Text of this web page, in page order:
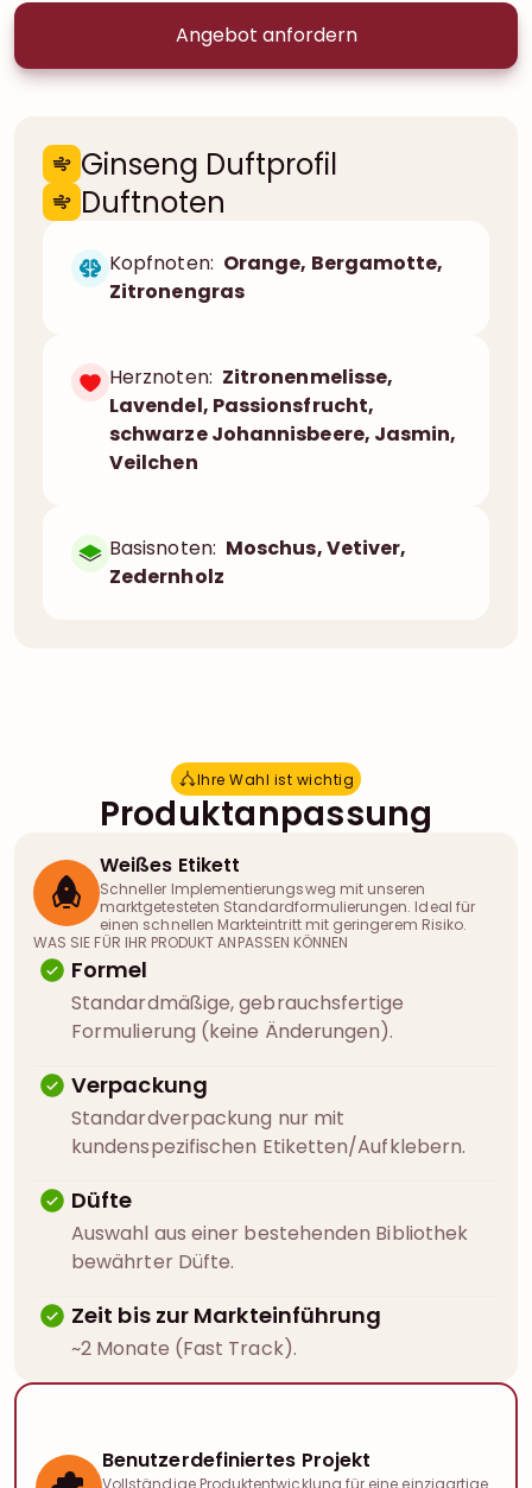
Angebot anfordern
Ginseng Duftprofil
Duftnoten
Kopfnoten: Orange, Bergamotte,
Zitronengras
Herznoten: Zitronenmelisse,
Lavendel, Passionsfrucht,
schwarze Johannisbeere, Jasmin,
Veilchen
Basisnoten: Moschus, Vetiver,
Zedernholz
Ihre Wahl ist wichtig
Ihre Wahl ist wichtig
Produktanpassung
Weißes Etikett
Schneller Implementierungsweg mit unseren
marktgetesteten Standardformulierungen. Ideal für
einen schnellen Markteintritt mit geringerem Risiko.
WAS SIE FÜR IHR PRODUKT ANPASSEN KÖNNEN
Formel
Standardmäßige, gebrauchsfertige
Formulierung (keine Änderungen).
Verpackung
Standardverpackung nur mit
kundenspezifischen Etiketten/Aufklebern.
Düfte
Auswahl aus einer bestehenden Bibliothek
bewährter Düfte.
Zeit bis zur Markteinführung
~2 Monate (Fast Track).
Benutzerdefiniertes Projekt
Vollständige Produktentwicklung für eine einzigartige